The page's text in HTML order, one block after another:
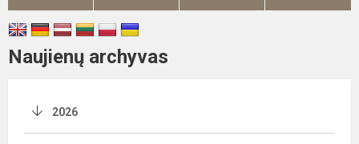
Naujienų archyvas
2026